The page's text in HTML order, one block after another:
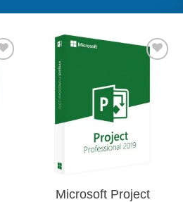
Microsoft Project